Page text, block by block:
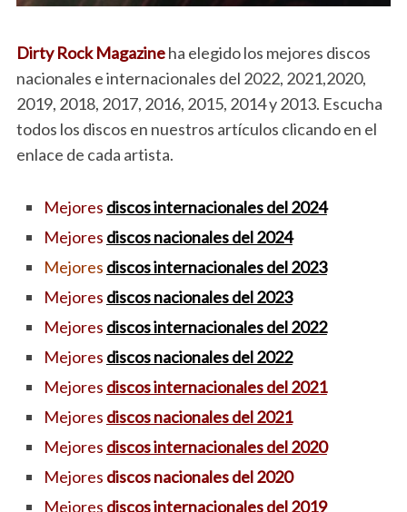
Dirty Rock Magazineha elegido los mejores discos
nacionales e internacionales del 2022, 2021,2020,
2019, 2018, 2017, 2016, 2015, 2014 y 2013. Escucha
todos los discos en nuestros artículos clicando en el
enlace de cada artista.
Mejores discos internacionales del 2024
Mejores discos nacionales del 2024
Mejores discos internacionales del 2023
Mejores discos nacionales del 2023
Mejores discos internacionales del 2022
Mejores discos nacionales del 2022
Mejores discos internacionales del 2021
Mejores discos nacionales del 2021
Mejores discos internacionales del 2020
Mejores discos nacionales del 2020
Mejores discos internacionales del 2019